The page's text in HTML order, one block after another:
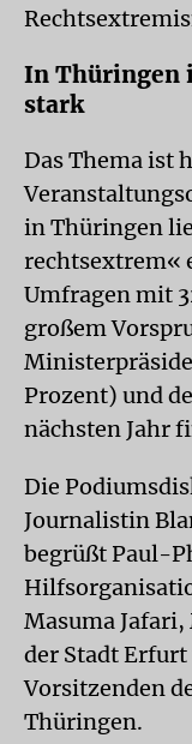
In Thüringen
stark
Das Thema ist
in Thüringen
rechtsextrem«
Umfragen mit
großem
Prozent) und
nächsten Jahr
Die
Journalistin
begrüßt Paul-
Masuma
der Stadt
Vorsitzenden
Thüringen.